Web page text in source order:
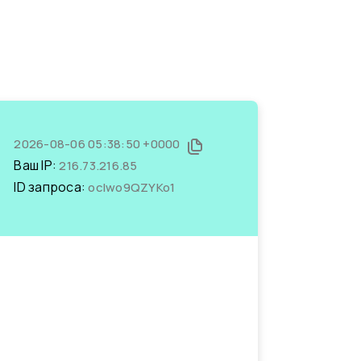
2026-08-06 05:38:50 +0000
Ваш IP:216.73.216.85
ID запроса:ocIwo9QZYKo1